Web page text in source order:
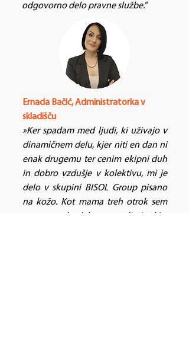
odgovorno delo pravne službe."​
Ernada Bačić, Administratorka v
skladišču
»Ker spadam med ljudi, ki uživajo v
dinamičnem delu, kjer niti en dan ni
enak drugemu ter cenim ekipni duh
in dobro vzdušje v kolektivu, mi je
delo v skupini BISOL Group pisano
na kožo. Kot mama treh otrok sem